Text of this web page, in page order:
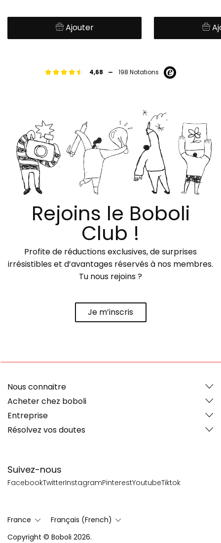
Ajouter
4,68 - 198 Notations
Rejoins le Boboli
Club !
Profite de réductions exclusives, de surprises
irrésistibles et d’avantages réservés à nos membres.
Tu nous rejoins ?
Je m’inscris
Suivez-nous
FacebookTwitterInstagramPinterestYoutubeTiktok
Nous connaitre
Acheter chez boboli
Entreprise
Résolvez vos doutes
France
Français (French)
Copyright © Boboli 2026.